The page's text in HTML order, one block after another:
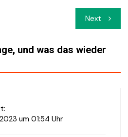
Next
und was das wieder
um 01:54 Uhr